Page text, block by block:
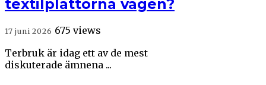
textilplattorna vägen?
17 juni 2026 675 views
Terbruk är idag ett av de mest
diskuterade ämnena ...